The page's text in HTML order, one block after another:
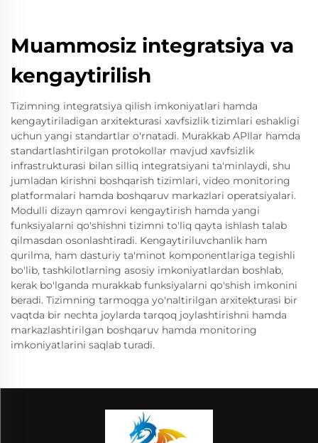
Muammosiz integratsiya va
kengaytirilish
Tizimning integratsiya qilish imkoniyatlari hamda
kengaytiriladigan arxitekturasi xavfsizlik tizimlari eshakligi
uchun yangi standartlar o'rnatadi. Murakkab APIlar hamda
standartlashtirilgan protokollar mavjud xavfsizlik
infrastrukturasi bilan silliq integratsiyani ta'minlaydi, shu
jumladan kirishni boshqarish tizimlari, video monitoring
platformalari hamda boshqaruv markazlari operatsiyalari.
Modulli dizayn qamrovi kengaytirish hamda yangi
funksiyalarni qo'shishni tizimni to'liq qayta ishlash talab
qilmasdan osonlashtiradi. Kengaytiriluvchanlik ham
qurilma, ham dasturiy ta'minot komponentlariga tegishli
bo'lib, tashkilotlarning asosiy imkoniyatlardan boshlab,
kerak bo'lganda murakkab funksiyalarni qo'shish imkonini
beradi. Tizimning tarmoqga yo'naltirilgan arxitekturasi bir
vaqtda bir nechta joylarda tarqoq joylashtirishni hamda
markazlashtirilgan boshqaruv hamda monitoring
imkoniyatlarini saqlab turadi.